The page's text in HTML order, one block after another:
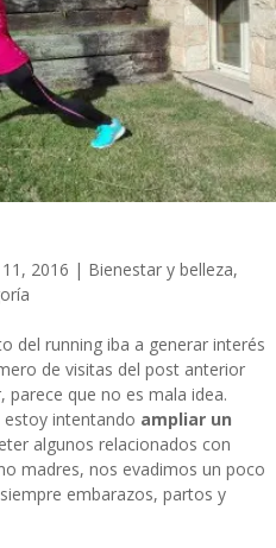
2016 | Bienestar y belleza,
del running iba a generar interés
de visitas del post anterior
que no es mala idea.
intentando ampliar un
algunos relacionados con
madres, nos evadimos un poco
embarazos, partos y